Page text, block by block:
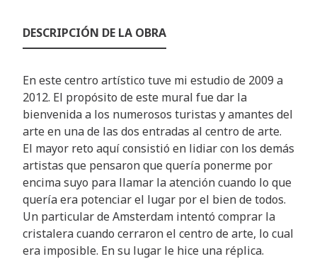
DESCRIPCIÓN DE LA OBRA
En este centro artístico tuve mi estudio de 2009 a
2012. El propósito de este mural fue dar la
bienvenida a los numerosos turistas y amantes del
arte en una de las dos entradas al centro de arte.
El mayor reto aquí consistió en lidiar con los demás
artistas que pensaron que quería ponerme por
encima suyo para llamar la atención cuando lo que
quería era potenciar el lugar por el bien de todos.
Un particular de Amsterdam intentó comprar la
cristalera cuando cerraron el centro de arte, lo cual
era imposible. En su lugar le hice una réplica.